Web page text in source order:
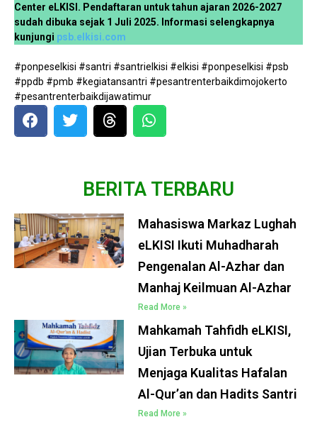
Center eLKISI. Pendaftaran untuk tahun ajaran 2026-2027
sudah dibuka sejak 1 Juli 2025. Informasi selengkapnya
kunjungi psb.elkisi.com
#ponpeselkisi #santri #santrielkisi #elkisi #ponpeselkisi #psb
#ppdb #pmb #kegiatansantri #pesantrenterbaikdimojokerto
#pesantrenterbaikdijawatimur
BERITA TERBARU
Mahasiswa Markaz Lughah
eLKISI Ikuti Muhadharah
Pengenalan Al-Azhar dan
Manhaj Keilmuan Al-Azhar
Read More »
Mahkamah Tahfidh eLKISI,
Ujian Terbuka untuk
Menjaga Kualitas Hafalan
Al-Qur’an dan Hadits Santri
Read More »